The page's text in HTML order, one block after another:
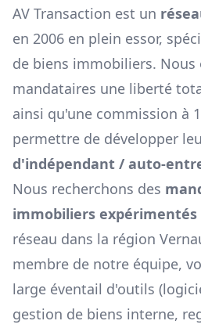
AV Transaction est un
en 2006 en plein essor,
de biens immobiliers. Nous
mandataires une liberté
ainsi qu'une commission à
permettre de développer
d'indépendant / auto-
Nous recherchons des
immobiliers expérimentés
réseau dans la région
membre de notre équipe,
large éventail d'outils
gestion de biens interne,